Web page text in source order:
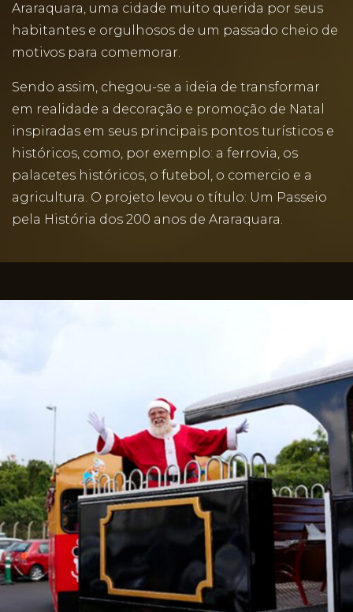
Araraquara, uma cidade muito querida por seus
habitantes e orgulhosos de um passado cheio de
motivos para comemorar.
Sendo assim, chegou-se a ideia de transformar
em realidade a decoração e promoção de Natal
inspiradas em seus principais pontos turísticos e
históricos, como, por exemplo: a ferrovia, os
palacetes históricos, o futebol, o comercio e a
agricultura. O projeto levou o título: Um Passeio
pela História dos 200 anos de Araraquara.